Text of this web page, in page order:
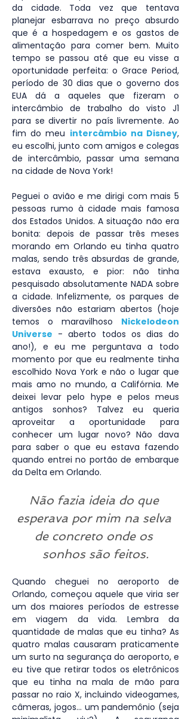
da cidade. Toda vez que tentava
planejar esbarrava no preço absurdo
que é a hospedagem e os gastos de
alimentação para comer bem. Muito
tempo se passou até que eu visse a
oportunidade perfeita: o Grace Period,
período de 30 dias que o governo dos
EUA dá a aqueles que fizeram o
intercâmbio de trabalho do visto J1
para se divertir no país livremente. Ao
fim do meu intercâmbio na Disney,
eu escolhi, junto com amigos e colegas
de intercâmbio, passar uma semana
na cidade de Nova York!
Peguei o avião e me dirigi com mais 5
pessoas rumo à cidade mais famosa
dos Estados Unidos. A situação não era
bonita: depois de passar três meses
morando em Orlando eu tinha quatro
malas, sendo três absurdas de grande,
estava exausto, e pior: não tinha
pesquisado absolutamente NADA sobre
a cidade. Infelizmente, os parques de
diversões não estariam abertos (hoje
temos o maravilhoso Nickelodeon
Universe - aberto todos os dias do
ano!), e eu me perguntava a todo
momento por que eu realmente tinha
escolhido Nova York e não o lugar que
mais amo no mundo, a Califórnia. Me
deixei levar pelo hype e pelos meus
antigos sonhos? Talvez eu queria
aproveitar a oportunidade para
conhecer um lugar novo? Não dava
para saber o que eu estava fazendo
quando entrei no portão de embarque
da Delta em Orlando.
Não fazia ideia do que
esperava por mim na selva
de concreto onde os
sonhos são feitos.
Quando cheguei no aeroporto de
Orlando, começou aquele que viria ser
um dos maiores períodos de estresse
em viagem da vida. Lembra da
quantidade de malas que eu tinha? As
quatro malas causaram praticamente
um surto na segurança do aeroporto, e
eu tive que retirar todos os eletrônicos
que eu tinha na mala de mão para
passar no raio X, incluindo videogames,
câmeras, jogos… um pandemônio (seja